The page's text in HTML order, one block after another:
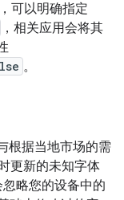
可以明确指定
，相关应用会将其
。
根据当地市场的需
更新的未知字体
略您的设备中的